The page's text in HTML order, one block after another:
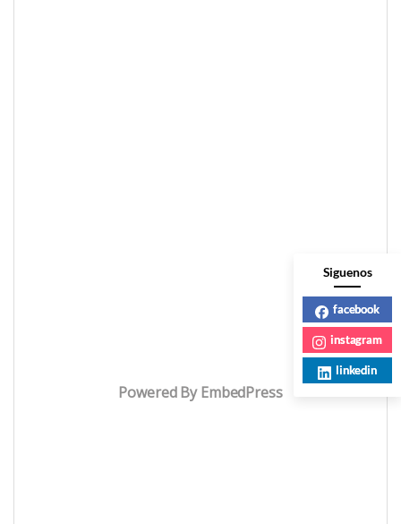
Powered By EmbedPress
Siguenos
facebook
instagram
linkedin